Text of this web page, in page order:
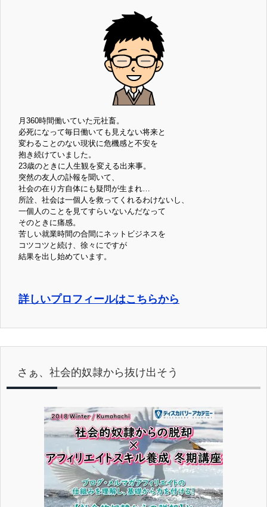
月360時間働いていた元社畜。
必死になって毎日働いても見えない将来と
変わることのない現状に危機感と不安を
抱き続けていました。
23歳のときに人生観を変える出来事。
突然の友人の訃報を聞いて、
社会の在り方自体にも疑問が生まれ…
所詮、社会は一個人を救ってくれるわけないし、
一個人のことを見てすらいないんだなって
そのときに痛感。
苦しい就業時間の合間にネットビジネスを
コツコツと続け、徐々にですが
結果を出し始めています。
詳しいプロフィールはこちらから
さぁ、社会的奴隷から抜け出そう